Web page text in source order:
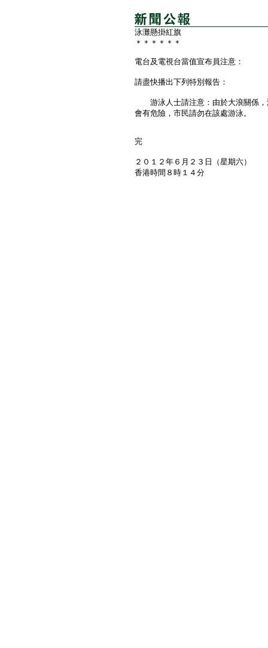
泳灘懸掛紅旗
＊＊＊＊＊＊
電台及電視台當值宣布員注意：
請盡快播出下列特別報告：
游泳人士請注意：由於大浪關係，
會有危險，市民請勿在該處游泳。
完
２０１２年６月２３日（星期六）
香港時間８時１４分